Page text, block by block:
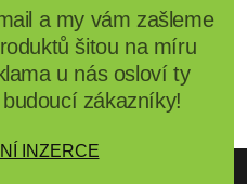
a my vám zašleme
šitou na míru
u nás osloví ty
zákazníky!
INZERCE